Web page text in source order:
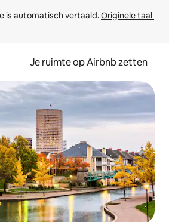
is automatisch vertaald. Originele taal
Je ruimte op Airbnb zetten